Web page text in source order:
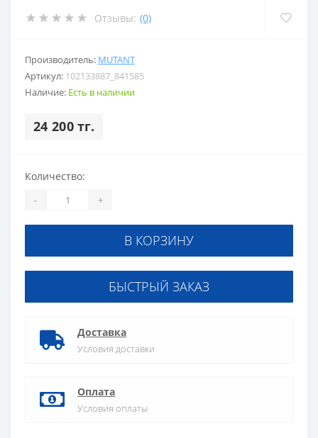
Отзывы: (0)
Производитель: MUTANT
Артикул: 102133887_841585
Наличие: Есть в наличии
24 200 тг.
Количество:
- +
В КОРЗИНУ
БЫСТРЫЙ ЗАКАЗ
Доставка
Условия доставки
Оплата
Условия оплаты